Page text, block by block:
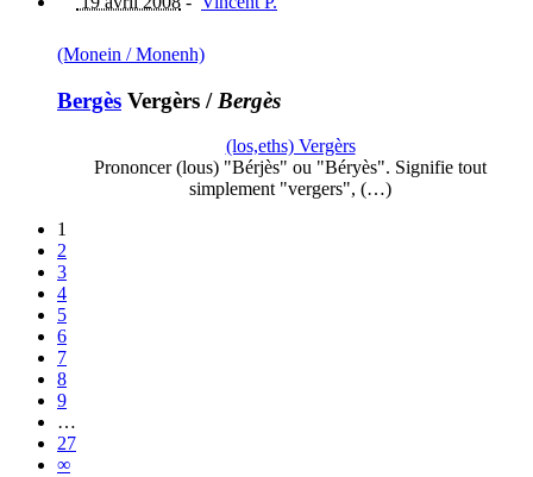
(Monein / Monenh)
Bergès Vergèrs / Bergès
(los,eths) Vergèrs
Prononcer (lous) "Bérjès" ou "Béryès". Signifie tout
simplement "vergers", (…)
1
2
3
4
5
6
7
8
9
…
27
∞